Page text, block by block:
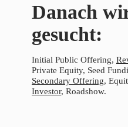
Danach
gesucht:
Initial Public Offering,
Private Equity, Seed
Secondary Offering,
Investor, Roadshow.